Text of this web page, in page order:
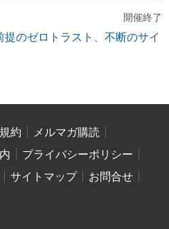
開催終了
提のゼロトラスト、不断のサイ
約
メルマガ購読
プライバシーポリシー
サイトマップ
お問合せ